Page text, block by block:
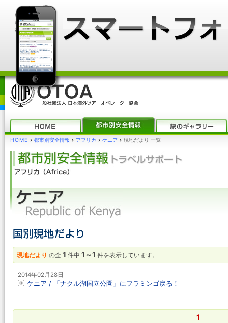
HOME › 都市別安全情報 › アフリカ › ケニア › 現地だより 一覧
現地だより の全 1 件中 1～1 件を表示しています。
2014年02月28日
ケニア / 「ナクル湖国立公園」にフラミンゴ戻る！
1